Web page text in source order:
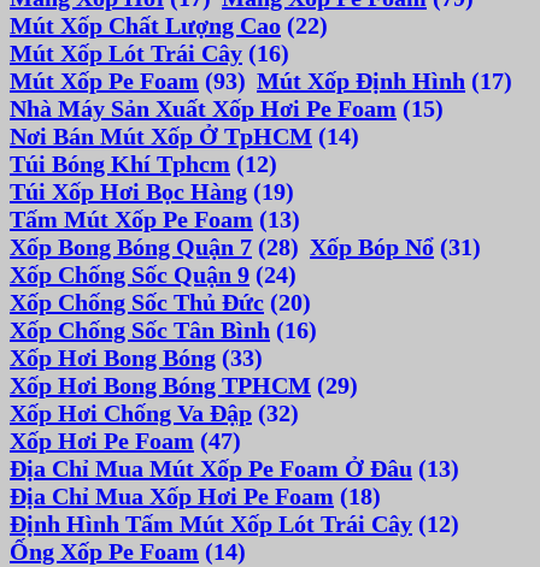
Mút Xốp Chất Lượng Cao (22)
Mút Xốp Lót Trái Cây (16)
Mút Xốp Pe Foam (93) Mút Xốp Định Hình (17)
Nhà Máy Sản Xuất Xốp Hơi Pe Foam (15)
Nơi Bán Mút Xốp Ở TpHCM (14)
Túi Bóng Khí Tphcm (12)
Túi Xốp Hơi Bọc Hàng (19)
Tấm Mút Xốp Pe Foam (13)
Xốp Bong Bóng Quận 7 (28) Xốp Bóp Nổ (31)
Xốp Chống Sốc Quận 9 (24)
Xốp Chống Sốc Thủ Đức (20)
Xốp Chống Sốc Tân Bình (16)
Xốp Hơi Bong Bóng (33)
Xốp Hơi Bong Bóng TPHCM (29)
Xốp Hơi Chống Va Đập (32)
Xốp Hơi Pe Foam (47)
Địa Chỉ Mua Mút Xốp Pe Foam Ở Đâu (13)
Địa Chỉ Mua Xốp Hơi Pe Foam (18)
Định Hình Tấm Mút Xốp Lót Trái Cây (12)
Ống Xốp Pe Foam (14)